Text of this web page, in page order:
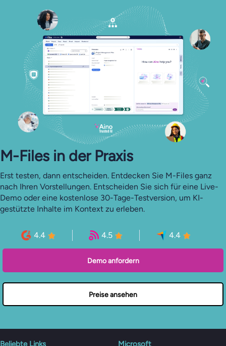
M-Files in der Praxis
Erst testen, dann entscheiden. Entdecken Sie M-Files ganz
nach Ihren Vorstellungen. Entscheiden Sie sich für eine Live-
Demo oder eine kostenlose 30-Tage-Testversion, um KI-
gestützte Inhalte im Kontext zu erleben.
4.4 4.5 4.4
Demo anfordern
Preise ansehen
Beliebte Links Microsoft